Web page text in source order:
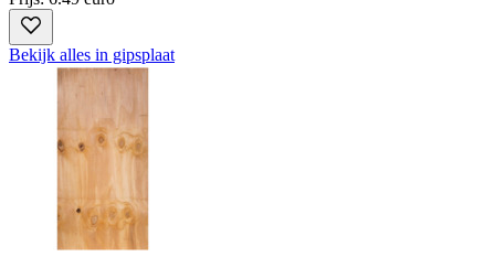
Bekijk alles in gipsplaat